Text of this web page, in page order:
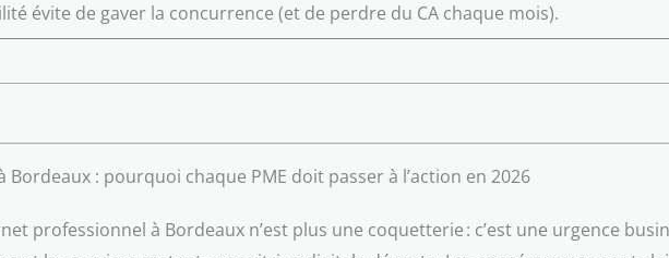
évite de gaver la concurrence (et de perdre du CA chaque mois).
: pourquoi chaque PME doit passer à l’action en 2026
professionnel à Bordeaux n’est plus une coquetterie : c’est une urgence